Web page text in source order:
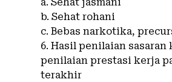
b. Sehat rohani
c. Bebas narkotika,
6. Hasil penilaian
penilaian prestasi kerja
terakhir